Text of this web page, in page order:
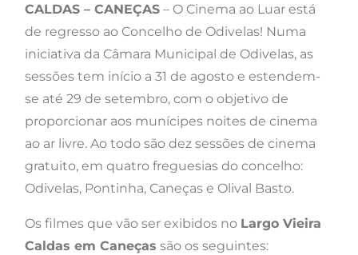
CALDAS – CANEÇAS – O Cinema ao Luar está
de regresso ao Concelho de Odivelas! Numa
iniciativa da Câmara Municipal de Odivelas, as
sessões tem início a 31 de agosto e estendem-
se até 29 de setembro, com o objetivo de
proporcionar aos munícipes noites de cinema
ao ar livre. Ao todo são dez sessões de cinema
gratuito, em quatro freguesias do concelho:
Odivelas, Pontinha, Caneças e Olival Basto.
Os filmes que vão ser exibidos no Largo Vieira
Caldas em Caneças são os seguintes: